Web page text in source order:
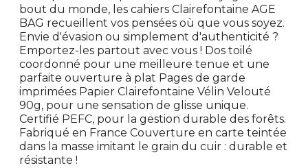
bout du monde, les cahiers Clairefontaine AGE
BAG recueillent vos pensées où que vous soyez.
Envie d'évasion ou simplement d'authenticité ?
Emportez-les partout avec vous ! Dos toilé
coordonné pour une meilleure tenue et une
parfaite ouverture à plat Pages de garde
imprimées Papier Clairefontaine Vélin Velouté
90g, pour une sensation de glisse unique.
Certifié PEFC, pour la gestion durable des forêts.
Fabriqué en France Couverture en carte teintée
dans la masse imitant le grain du cuir : durable et
résistante !